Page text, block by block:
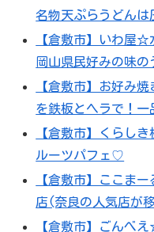
名物天ぷらうどんは
【倉敷市】いわ屋
岡山県民好みの味の
【倉敷市】お好み
を鉄板とヘラで！一
【倉敷市】くらし
ルーツパフェ♡
【倉敷市】ここま
店(奈良の人気店が移
【倉敷市】ごんべ